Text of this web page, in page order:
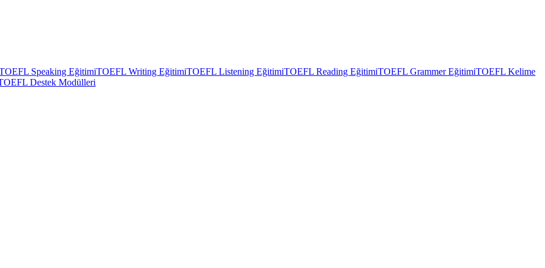
Speaking EğitimiTOEFL Writing EğitimiTOEFL Listening EğitimiTOEFL Reading EğitimiTOEFL Grammer EğitimiTOEFL Kelime
Destek Modülleri